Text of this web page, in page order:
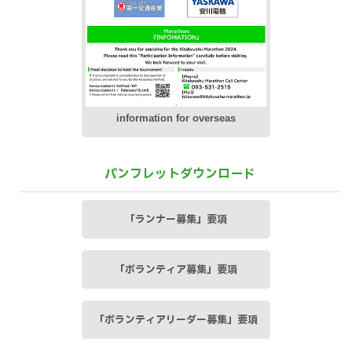
information for overseas
パンフレットダウンロード
「ランナー募集」要項
「ボランティア募集」要項
「ボランティアリーダー募集」要項